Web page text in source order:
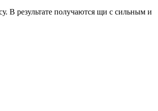
В результате получаются щи с сильным и